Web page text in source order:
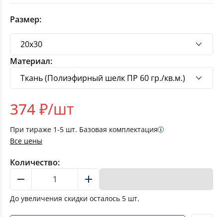
Размер:
Материал:
374₽/шт
При тираже 1-5 шт. Базовая комплектация
Все цены
Количество:
До увеличения скидки осталось 5 шт.